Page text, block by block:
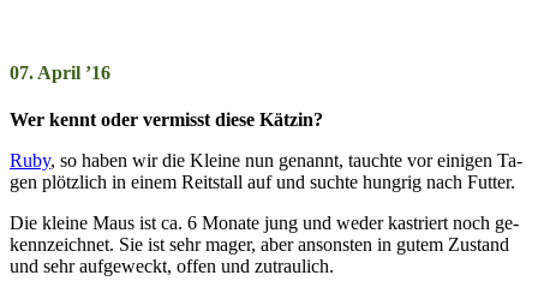
07. April ’16
Wer kennt oder ver­misst diese Kätz­in?
Ruby, so haben wir die Klei­ne nun ge­nannt, tauch­te vor ein­ig­en Ta­
gen plötz­lich in ein­em Reit­stall auf und such­te hung­rig nach Futt­er.
Die kleine Maus ist ca. 6 Mo­nate jung und we­der kas­triert noch ge­
kenn­zeich­net. Sie ist sehr ma­ger, aber an­sons­ten in gut­em Zu­stand
und sehr auf­ge­weckt, offen und zu­trau­lich.